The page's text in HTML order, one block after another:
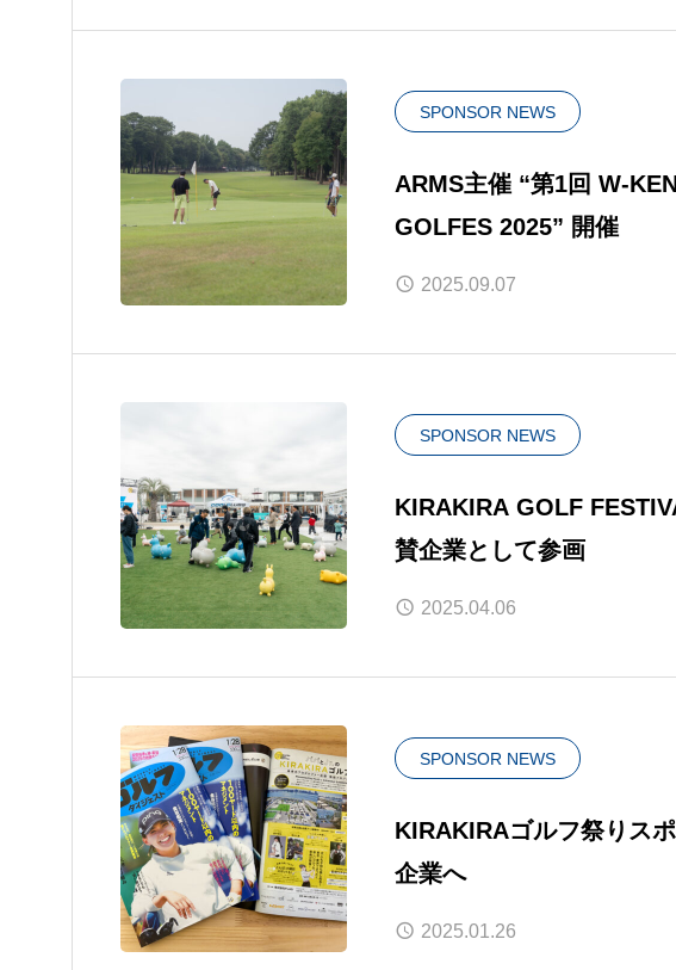
SPONSOR NEWS
ARMS主催 “第1回 W-
GOLFES 2025” 開催
2025.09.07
SPONSOR NEWS
KIRAKIRA GOLF
賛企業として参画
2025.04.06
SPONSOR NEWS
KIRAKIRAゴルフ祭りス
企業へ
2025.01.26